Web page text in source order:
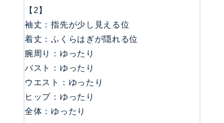
【2】
袖丈：指先が少し見える位
着丈：ふくらはぎが隠れる位
腕周り：ゆったり
バスト：ゆったり
ウエスト：ゆったり
ヒップ：ゆったり
全体：ゆったり